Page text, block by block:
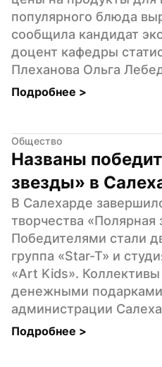
популярного блюда
сообщила кандидат
доцент кафедры
Плеханова Ольга
Подробнее >
Общество
Названы
звезды» в
В Салехарде
творчества «Полярная
Победителями стали
группа «Star-T» и
«Art Kids». Коллективы
денежными
администрации
Подробнее >